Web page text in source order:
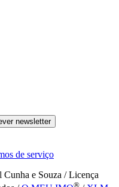
newsletter
de serviço
Cunha e Souza / Licença
®